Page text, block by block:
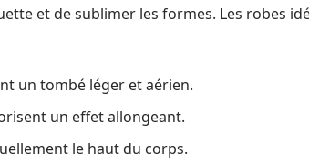
et de sublimer les formes. Les robes
un tombé léger et aérien.
un effet allongeant.
le haut du corps.